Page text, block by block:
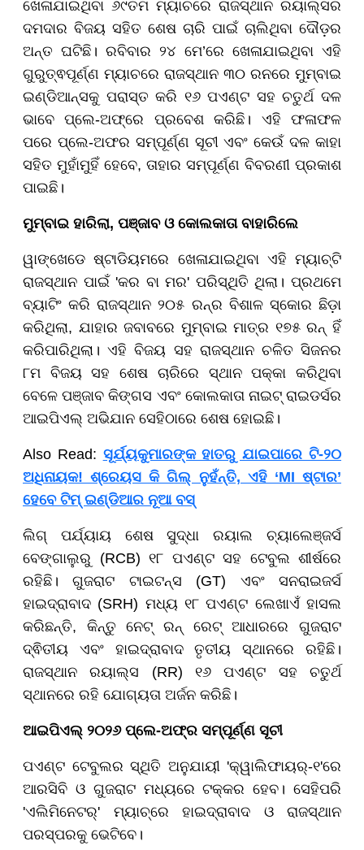
ଖେଳାଯାଇଥିବା ୬୯ତମ ମ୍ୟାଚରେ ରାଜସ୍ଥାନ ରୟାଲ୍ସର
ଦମଦାର ବିଜୟ ସହିତ ଶେଷ ଚାରି ପାଇଁ ଚାଲିଥିବା ଦୌଡ଼ର
ଅନ୍ତ ଘଟିଛି। ରବିବାର ୨୪ ମେ’ରେ ଖେଳାଯାଇଥିବା ଏହି
ଗୁରୁତ୍ଵପୂର୍ଣ୍ଣ ମ୍ୟାଚରେ ରାଜସ୍ଥାନ ୩୦ ରନରେ ମୁମ୍ବାଇ
ଇଣ୍ଡିଆନ୍ସକୁ ପରାସ୍ତ କରି ୧୬ ପଏଣ୍ଟ ସହ ଚତୁର୍ଥ ଦଳ
ଭାବେ ପ୍ଲେ-ଅଫ୍ରେ ପ୍ରବେଶ କରିଛି। ଏହି ଫଳାଫଳ
ପରେ ପ୍ଲେ-ଅଫର ସମ୍ପୂର୍ଣ୍ଣ ସୂଚୀ ଏବଂ କେଉଁ ଦଳ କାହା
ସହିତ ମୁହାଁମୁହିଁ ହେବେ, ତାହାର ସମ୍ପୂର୍ଣ୍ଣ ବିବରଣୀ ପ୍ରକାଶ
ପାଇଛି।
ମୁମ୍ବାଇ ହାରିଲା, ପଞ୍ଜାବ ଓ କୋଲକାତା ବାହାରିଲେ
ୱାଙ୍ଖେଡେ ଷ୍ଟାଡିୟମରେ ଖେଳାଯାଇଥିବା ଏହି ମ୍ୟାଚ୍ଟି
ରାଜସ୍ଥାନ ପାଇଁ 'କର ବା ମର' ପରିସ୍ଥିତି ଥିଲା। ପ୍ରଥମେ
ବ୍ୟାଟିଂ କରି ରାଜସ୍ଥାନ ୨୦୫ ରନ୍ର ବିଶାଳ ସ୍କୋର ଛିଡ଼ା
କରିଥିଲା, ଯାହାର ଜବାବରେ ମୁମ୍ବାଇ ମାତ୍ର ୧୭୫ ରନ୍ ହିଁ
କରିପାରିଥିଲା। ଏହି ବିଜୟ ସହ ରାଜସ୍ଥାନ ଚଳିତ ସିଜନର
୮ମ ବିଜୟ ସହ ଶେଷ ଚାରିରେ ସ୍ଥାନ ପକ୍କା କରିଥିବା
ବେଳେ ପଞ୍ଜାବ କିଙ୍ଗସ ଏବଂ କୋଲକାତା ନାଇଟ୍ ରାଇଡର୍ସର
ଆଇପିଏଲ୍ ଅଭିଯାନ ସେହିଠାରେ ଶେଷ ହୋଇଛି।
Also Read: ସୂର୍ଯ୍ୟକୁମାରଙ୍କ ହାତରୁ ଯାଇପାରେ ଟି-୨୦
ଅଧିନାୟକ! ଶ୍ରେୟସ କି ଗିଲ୍ ନୁହଁନ୍ତି, ଏହି ‘MI ଷ୍ଟାର’
ହେବେ ଟିମ୍ ଇଣ୍ଡିଆର ନୂଆ ବସ୍
ଲିଗ୍ ପର୍ଯ୍ୟାୟ ଶେଷ ସୁଦ୍ଧା ରୟାଲ ଚ୍ୟାଲେଞ୍ଜର୍ସ
ବେଙ୍ଗାଲୁରୁ (RCB) ୧୮ ପଏଣ୍ଟ ସହ ଟେବୁଲ ଶୀର୍ଷରେ
ରହିଛି। ଗୁଜରାଟ ଟାଇଟନ୍ସ (GT) ଏବଂ ସନରାଇଜର୍ସ
ହାଇଦ୍ରାବାଦ (SRH) ମଧ୍ୟ ୧୮ ପଏଣ୍ଟ ଲେଖାଏଁ ହାସଲ
କରିଛନ୍ତି, କିନ୍ତୁ ନେଟ୍ ରନ୍ ରେଟ୍ ଆଧାରରେ ଗୁଜରାଟ
ଦ୍ଵିତୀୟ ଏବଂ ହାଇଦ୍ରାବାଦ ତୃତୀୟ ସ୍ଥାନରେ ରହିଛି।
ରାଜସ୍ଥାନ ରୟାଲ୍ସ (RR) ୧୬ ପଏଣ୍ଟ ସହ ଚତୁର୍ଥ
ସ୍ଥାନରେ ରହି ଯୋଗ୍ୟତା ଅର୍ଜନ କରିଛି।
ଆଇପିଏଲ୍ ୨୦୨୬ ପ୍ଲେ-ଅଫ୍ର ସମ୍ପୂର୍ଣ୍ଣ ସୂଚୀ
ପଏଣ୍ଟ ଟେବୁଲର ସ୍ଥିତି ଅନୁଯାୟୀ 'କ୍ୱାଲିଫାୟର୍-୧'ରେ
ଆରସିବି ଓ ଗୁଜରାଟ ମଧ୍ୟରେ ଟକ୍କର ହେବ। ସେହିପରି
'ଏଲିମିନେଟର୍' ମ୍ୟାଚ୍ରେ ହାଇଦ୍ରାବାଦ ଓ ରାଜସ୍ଥାନ
ପରସ୍ପରକୁ ଭେଟିବେ।